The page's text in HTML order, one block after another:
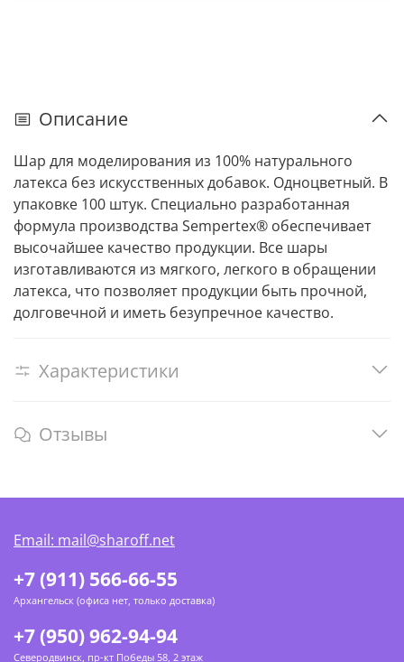
Описание
Шар для моделирования из 100% натурального
латекса без искусственных добавок. Одноцветный. В
упаковке 100 штук. Специально разработанная
формула производства Sempertex® обеспечивает
высочайшее качество продукции. Все шары
изготавливаются из мягкого, легкого в обращении
латекса, что позволяет продукции быть прочной,
долговечной и иметь безупречное качество.
Характеристики
Отзывы
+7 (911) 566-66-55
Архангельск (офиса нет, только доставка)
+7 (950) 962-94-94
Северодвинск, пр-кт Победы 58, 2 этаж
Email: mail@sharoff.net